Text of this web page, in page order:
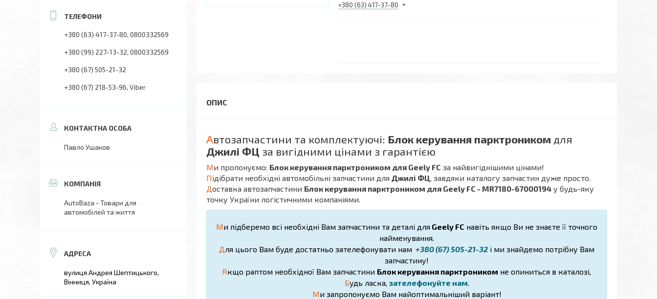
+380 (63) 417-37-80
Автозапчастини та комплектуючі: Блок керування парктроником для
Джилі ФЦ за вигідними цінами з гарантією
Ми пропонуємо: Блок керування парктроником для Geely FC за найвигіднішими цінами!
Підібрати необхідні автомобільні запчастини для Джилі ФЦ, завдяки каталогу запчастин дуже просто.
Доставка автозапчастини Блок керування парктроником для Geely FC - MR7180-67000194 у будь-яку
точку України логістичними компаніями.
Ми підберемо всі необхідні Вам запчастини та деталі для Geely FC навіть якщо Ви не знаєте її точного
найменування.
Для цього Вам буде достатньо зателефонувати нам +380 (67) 505-21-32 і ми знайдемо потрібну Вам
запчастину!
Якщо раптом необхідної Вам запчастини Блок керування парктроником не опиниться в каталозі,
Будь ласка, зателефонуйте нам.
Ми запропонуємо Вам найоптимальніший варіант!
+380 (63) 417-37-80 0800332569
+380 (99) 227-13-32 0800332569
+380 (67) 505-21-32
+380 (67) 218-53-96 Viber
Павло Ушаков
AutoBaza - Товари для
автомобілей та життя
вулиця Андрея Шептицького,
Вінниця, Україна